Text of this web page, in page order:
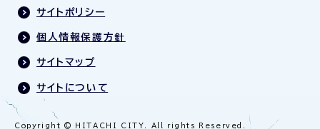
サイトポリシー
個人情報保護方針
サイトマップ
サイトについて
Copyright © HITACHI CITY. All rights Reserved.